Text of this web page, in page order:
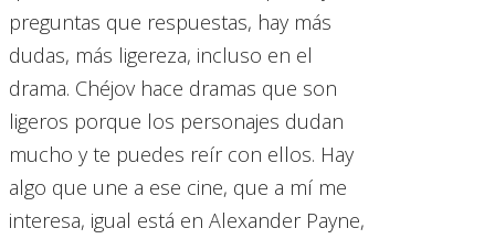
preguntas que respuestas, hay más
dudas, más ligereza, incluso en el
drama. Chéjov hace dramas que son
ligeros porque los personajes dudan
mucho y te puedes reír con ellos. Hay
algo que une a ese cine, que a mí me
interesa, igual está en Alexander Payne,